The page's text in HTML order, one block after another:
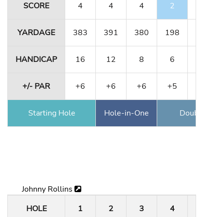
SCORE 4 4 4 2
YARDAGE 383 391 380 198
HANDICAP 16 12 8 6
+/- PAR +6 +6 +6 +5
Starting Hole Hole-in-One Double
Johnny Rollins
HOLE
1 2 3 4